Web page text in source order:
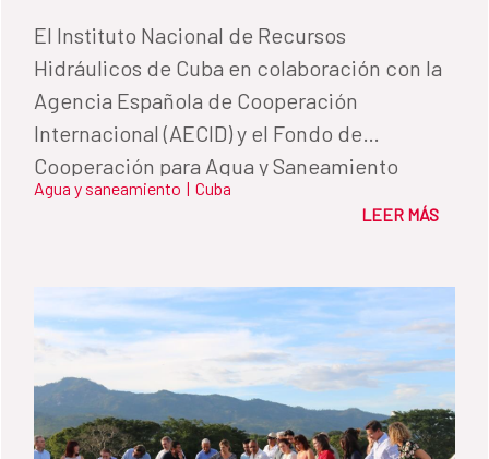
El Instituto Nacional de Recursos
Hidráulicos de Cuba en colaboración con la
Agencia Española de Cooperación
Internacional (AECID) y el Fondo de
Cooperación para Agua y Saneamiento
impulsó la realización del primer Taller
Agua y saneamiento | Cuba
LEER MÁS